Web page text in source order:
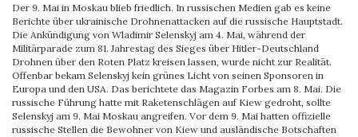
Der 9. Mai in Moskau blieb friedlich. In russischen Medien gab es keine
Berichte über ukrainische Drohnenattacken auf die russische Hauptstadt.
Die Ankündigung von Wladimir Selenskyj am 4. Mai, während der
Militärparade zum 81. Jahrestag des Sieges über Hitler-Deutschland
Drohnen über den Roten Platz kreisen lassen, wurde nicht zur Realität.
Offenbar bekam Selenskyj kein grünes Licht von seinen Sponsoren in
Europa und den USA. Das berichtete das Magazin Forbes am 8. Mai. Die
russische Führung hatte mit Raketenschlägen auf Kiew gedroht, sollte
Selenskyj am 9. Mai Moskau angreifen. Vor dem 9. Mai hatten offizielle
russische Stellen die Bewohner von Kiew und ausländische Botschaften